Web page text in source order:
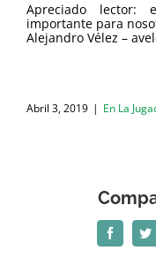
Apreciado lector:
importante para
Alejandro Vélez –
Abril 3, 2019 | En La
Facebook